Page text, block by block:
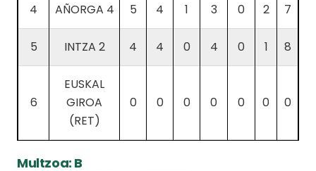
4 AÑORGA 4 5 4 1 3 0 2 7
5 INTZA 2 4 4 0 4 0 1 8
6
EUSKAL
GIROA
(RET)
0 0 0 0 0 0 0
Multzoa: B